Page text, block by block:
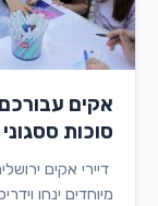
אקים
סוכות
דיירי אקים
מיוחדים ינחו